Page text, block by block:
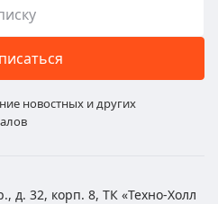
новостных и других
д. 32, корп. 8, ТК «Техно-Холл